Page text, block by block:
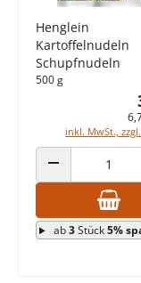
Henglein
Kartoffelnudeln
Schupfnudeln
500 g
inkl. MwSt.,
ANZAHL
ab3Stück5%